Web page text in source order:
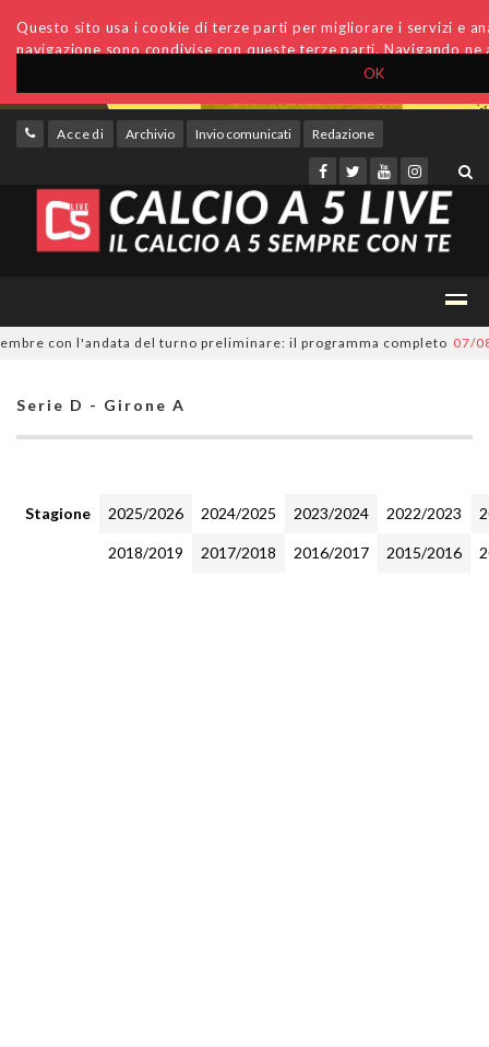
OK
Questo sito usa i cookie di terze parti per migliorare i servizi e
navigazione sono condivise con queste terze parti. Navigando
Accedi Archivio Invio comunicati Redazione
con l'andata del turno preliminare: il programma completo 07/08/
Serie D - Girone A
Stagione 2025/2026 2024/2025 2023/2024 2022/2023
2018/2019 2017/2018 2016/2017 2015/2016